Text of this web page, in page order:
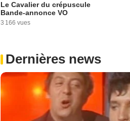
Le Cavalier du crépuscule
Bande-annonce VO
3 166 vues
Dernières news